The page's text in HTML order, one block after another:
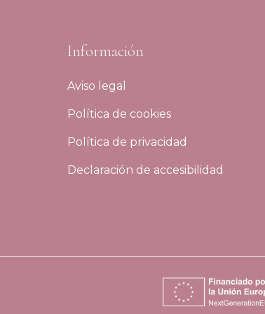
Información
Aviso legal
Política de cookies
Política de privacidad
Declaración de accesibilidad